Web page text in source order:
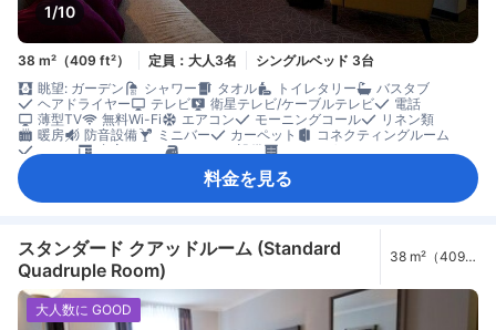
1/10
38 m²（409 ft²） 定員：大人3名
シングルベッド 3台
眺望: ガーデン
シャワー タオル トイレタリー
バスタブ
ヘアドライヤー
テレビ 衛星テレビ/ケーブルテレビ
電話
薄型TV
無料Wi-Fi エアコン モーニングコール
リネン類
暖房
防音設備 ミニバー カーペット
コネクティングルーム
ソファ
書斎デスク アイロン設備
クローゼット
洋服掛け
セーフティボックス（客室内）
ノートパソコン用セーフティボックス
禁煙
料金を見る
スタンダード クアッドルーム (Standard
Quadruple Room)
38 m²（409
大人数に GOOD